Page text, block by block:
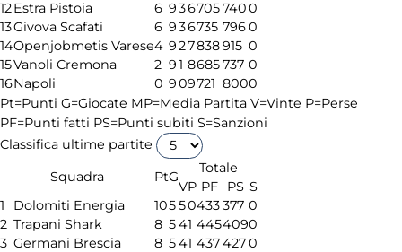
12Estra Pistoia 6 9367057400
13Givova Scafati 6 936735 7960
14Openjobmetis Varese4 927838915 0
15Vanoli Cremona 2 91 8685737 0
16Napoli 0 909721 8000
Pt=Punti G=Giocate MP=Media Partita V=Vinte P=Perse
PF=Punti fatti PS=Punti subiti S=Sanzioni
Classifica ultime partite
Squadra
PtG
Totale
VP PF PS S
1
Dolomiti Energia 10550433377 0
2 Trapani Shark 8 541 4454090
3 Germani Brescia 8 541 4374270